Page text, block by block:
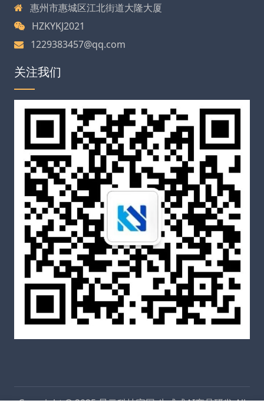
惠州市惠城区江北街道大隆大厦
HZKYKJ2021
1229383457@qq.com
关注我们
Copyright © 2025昆云科技官网-生成式AI产品研发All